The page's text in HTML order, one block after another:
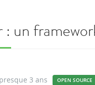
: un
3 ans OPEN SOURCE